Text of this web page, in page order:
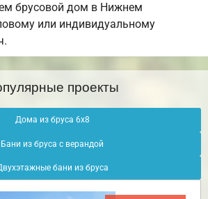
брусовой дом в Нижнем
или индивидуальному
проекты
Дома из бруса 6х8
Бани из бруса с верандой
бани из бруса